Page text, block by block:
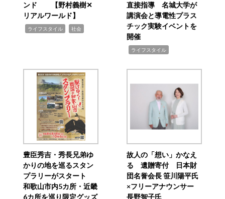
ンド 【野村義樹✕
リアルワールド】
ライフスタイル 社会
直接指導 名城大学が
講演会と導電性プラス
チック実験イベントを
開催
ライフスタイル
豊臣秀吉・秀長兄弟ゆ
かりの地を巡るスタン
プラリーがスタート
和歌山市内5カ所・近畿
6カ所を巡り限定グッズ
故人の「想い」かなえ
る 遺贈寄付 日本財
団名誉会長 笹川陽平氏
×フリーアナウンサー
長野智子氏